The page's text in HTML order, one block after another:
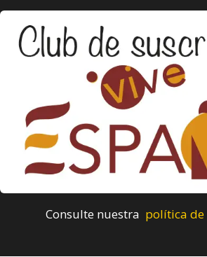
Consulte nuestra política de